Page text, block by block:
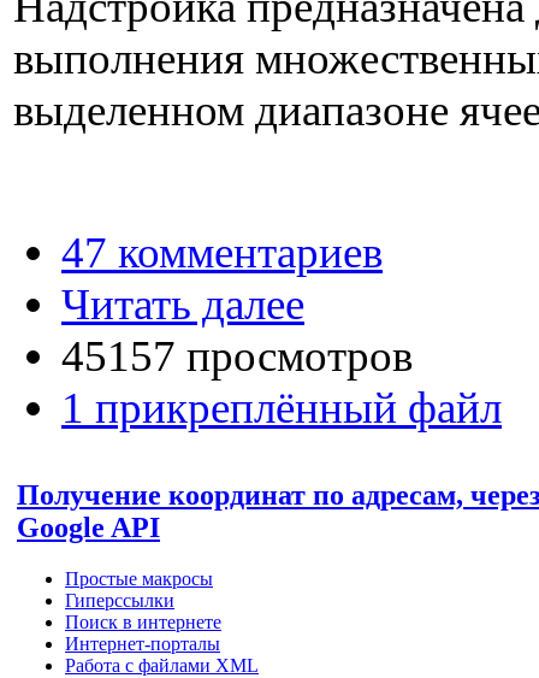
выполнения
выделенном диапазоне
47 комментариев
Читать далее
45157 просмотров
1 прикреплённый файл
Получение координат по адресам,
Google API
Простые макросы
Гиперссылки
Поиск в интернете
Интернет-порталы
Работа с файлами XML